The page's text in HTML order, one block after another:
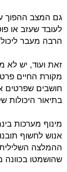
גם המצב ההפוך
לעובד שעזב או
הרבה מעבר
זאת ועוד, יש
מקורת החיים
חושבים שפרטים
בתיאור היכולות
מינוף מערכות
אנוש לחשוף
ההמלצה השלילית
שהושמטו בכוונה